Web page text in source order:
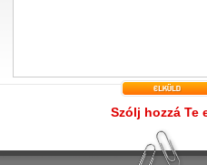
Szólj hozzá Te